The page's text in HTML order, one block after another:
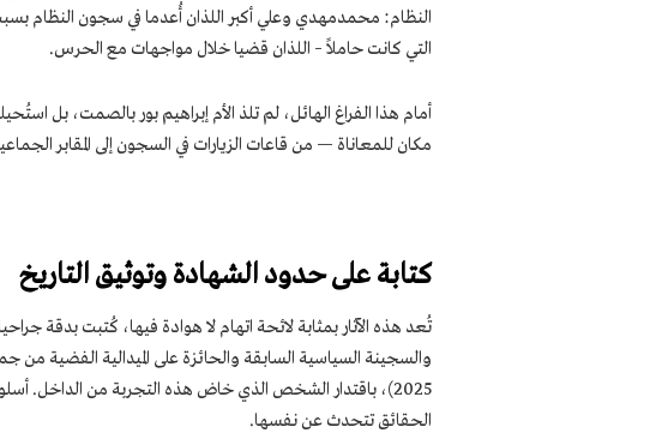
النظام: محمدمهدي وعلي أكبر اللذان أُعدما في سجون النظام
التي كانت حاملاً – اللذان قضيا خلال مواجهات مع الحرس.
أمام هذا الفراغ الهائل، لم تلذ الأم إبراهيم بور بالصمت، بل
مكان للمعاناة — من قاعات الزيارات في السجون إلى المقابر
كتابة على حدود الشهادة وتوثيق التاريخ
تُعد هذه الآثار بمثابة لائحة اتهام لا هوادة فيها، كُتبت بدقة
2025)، باقتدار الشخص الذي خاض هذه التجربة من الداخل.
الحقائق تتحدث عن نفسها.